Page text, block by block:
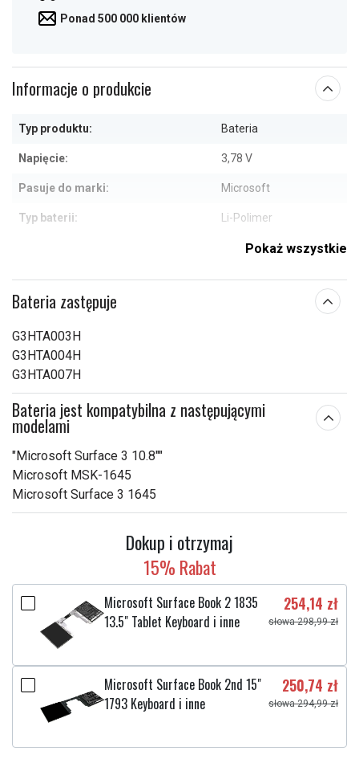
Ponad 500 000 klientów
Informacje o produkcie
Typ produktu: Bateria
Napięcie: 3,78 V
Pasuje do marki: Microsoft
Typ baterii: Li-Polimer
Wymiary:
204,60 x 95,26 x 3,20
Pojemność:
Sprawdź, co oznaczają poszczególne parametry
Pokaż wszystkie
Bateria zastępuje
G3HTA003H
G3HTA004H
G3HTA007H
Bateria jest kompatybilna z następującymi
modelami
"Microsoft Surface 3 10.8""
Microsoft MSK-1645
Microsoft Surface 3 1645
Dokup i otrzymaj
15% Rabat
Microsoft Surface Book 2 1835
13.5" Tablet Keyboard i inne
254,14 zł
słowa 298,99 zł
Microsoft Surface Book 2nd 15"
1793 Keyboard i inne
250,74 zł
słowa 294,99 zł